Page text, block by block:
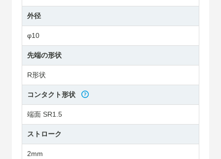
外径
φ10
先端の形状
R形状
コンタクト形状
端面 SR1.5
ストローク
2mm